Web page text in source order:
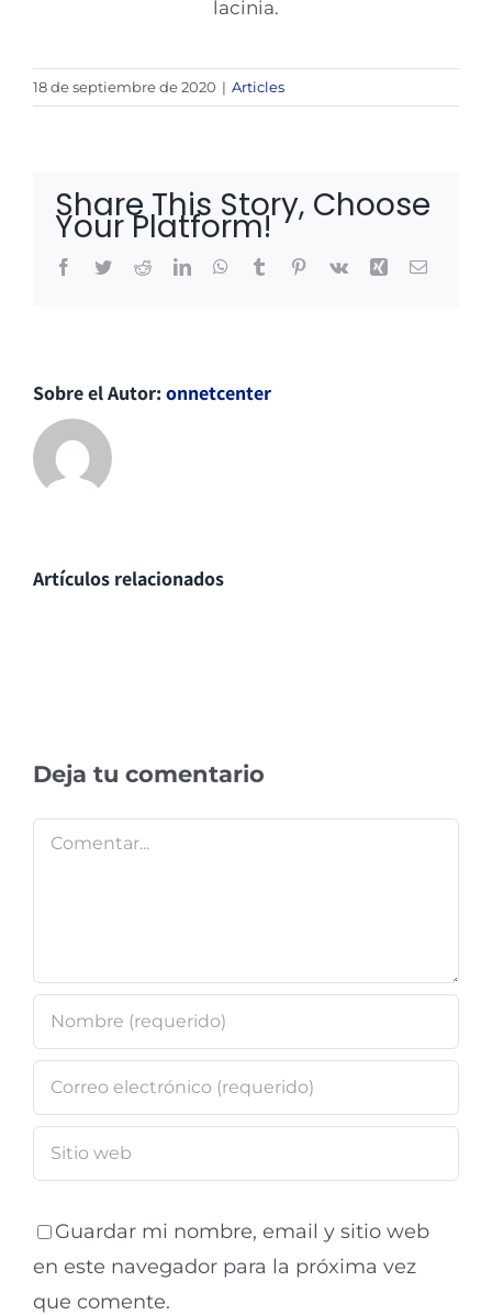
lacinia.
18 de septiembre de 2020 | Articles
Share This Story, Choose
Your Platform!
Facebook
TwitterRedditLinkedInWhatsApp
Tumblr Pinterest
Vk Xing Correo
Sobre el Autor: onnetcenter
Artículos relacionados
Deja tu comentario
Comentar
Guardar mi nombre, email y sitio web
en este navegador para la próxima vez
que comente.